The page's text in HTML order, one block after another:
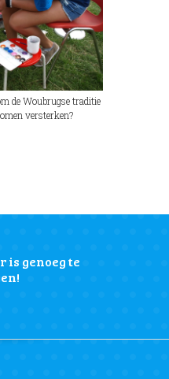
de Woubrugse traditie
versterken?
is genoeg te